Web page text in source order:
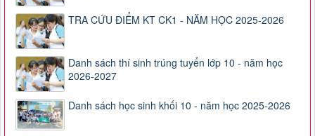
TRA CỨU ĐIỂM KT CK1 - NĂM HỌC 2025-2026
Danh sách thí sinh trúng tuyển lớp 10 - năm học
2026-2027
Danh sách học sinh khối 10 - năm học 2025-2026